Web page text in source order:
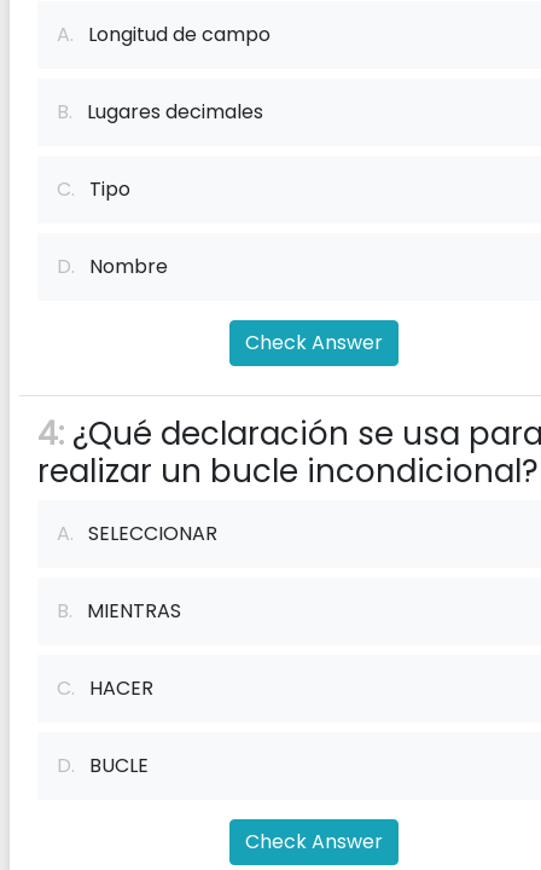
A. Longitud de campo
B. Lugares decimales
C. Tipo
D. Nombre
Check Answer
4: ¿Qué declaración se usa
realizar un bucle incondicional?
A. SELECCIONAR
B. MIENTRAS
C. HACER
D. BUCLE
Check Answer